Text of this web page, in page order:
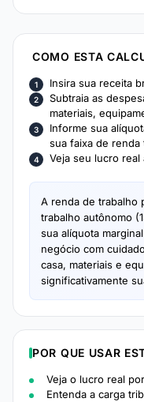
COMO ESTA
Insira sua receita
Subtraia as
materiais,
Informe sua
sua faixa de renda
Veja seu lucro
A renda de trabalho
trabalho autônomo
sua alíquota
negócio com
casa, materiais e
significativamente
POR QUE USAR
Veja o lucro real
Entenda a carga